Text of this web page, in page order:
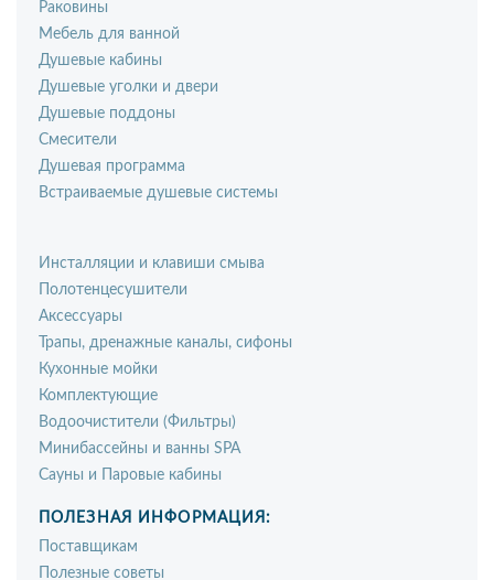
Раковины
Мебель для ванной
Душевые кабины
Душевые уголки и двери
Душевые поддоны
Смесители
Душевая программа
Встраиваемые душевые системы
Инсталляции и клавиши смыва
Полотенцесушители
Аксессуары
Трапы, дренажные каналы, сифоны
Кухонные мойки
Комплектующие
Водоочистители (Фильтры)
Минибассейны и ванны SPA
Сауны и Паровые кабины
ПОЛЕЗНАЯ ИНФОРМАЦИЯ:
Поставщикам
Полезные советы